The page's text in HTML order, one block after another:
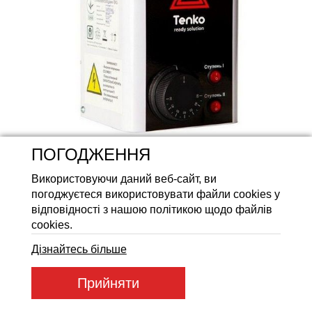
Акумуляторні батареї
БК_400
51250
ПОГОДЖЕННЯ
Використовуючи даний веб-сайт, ви
погоджуєтеся використовувати файли cookies у
відповідності з нашою політикою щодо файлів
cookies.
Дізнайтесь більше
Прийняти